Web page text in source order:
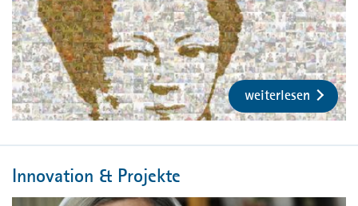
weiterlesen
Innovation & Projekte